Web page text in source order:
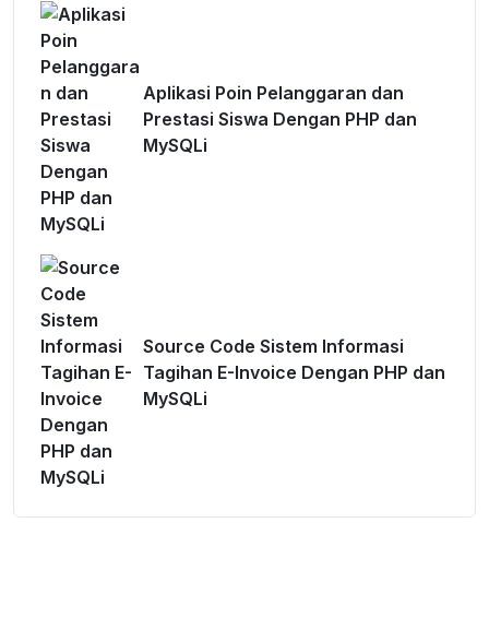
Aplikasi Poin Pelanggaran dan
Prestasi Siswa Dengan PHP dan
MySQLi
Source Code Sistem Informasi
Tagihan E-Invoice Dengan PHP dan
MySQLi